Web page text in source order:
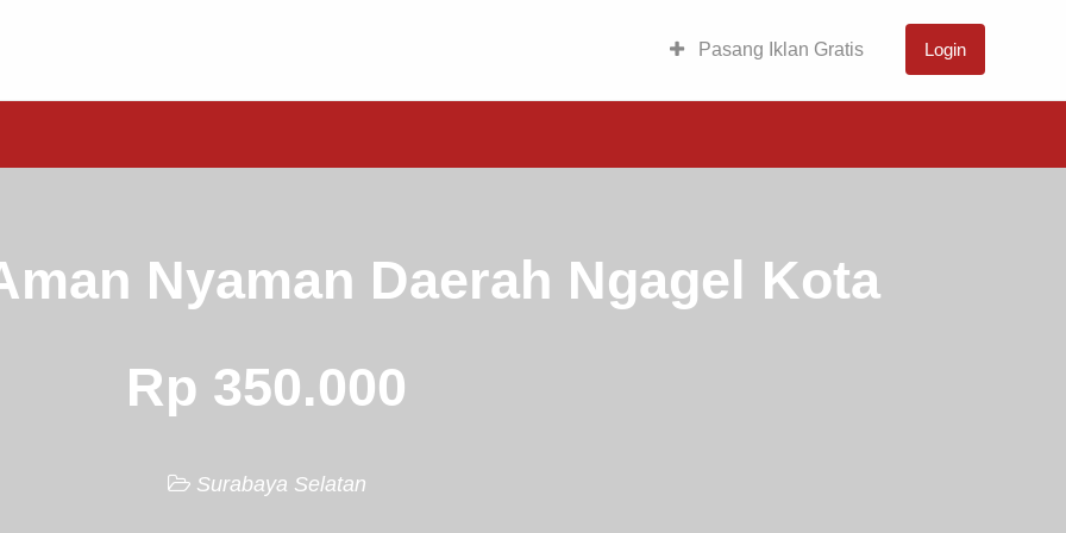
Pasang Iklan Gratis Login
Nyaman Daerah Ngagel Kota
Rp 350.000
Surabaya Selatan